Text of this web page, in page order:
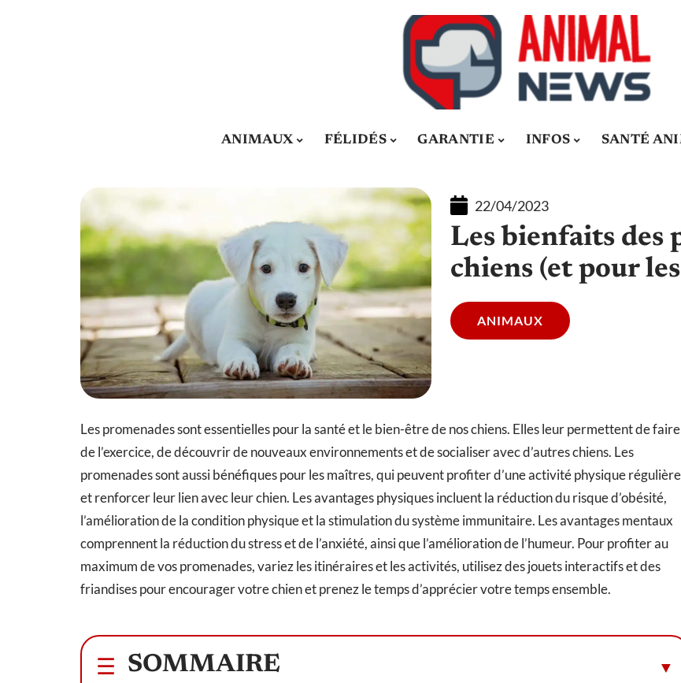
ANIMAUX FÉLIDÉS GARANTIE INFOS SANTÉ
22/04/2023
Les bienfaits des
chiens (et pour
ANIMAUX
Les promenades sont essentielles pour la santé et le bien-être de nos chiens. Elles leur permettent de faire
de l’exercice, de découvrir de nouveaux environnements et de socialiser avec d’autres chiens. Les
promenades sont aussi bénéfiques pour les maîtres, qui peuvent profiter d’une activité physique régulière
et renforcer leur lien avec leur chien. Les avantages physiques incluent la réduction du risque d’obésité,
l’amélioration de la condition physique et la stimulation du système immunitaire. Les avantages mentaux
comprennent la réduction du stress et de l’anxiété, ainsi que l’amélioration de l’humeur. Pour profiter au
maximum de vos promenades, variez les itinéraires et les activités, utilisez des jouets interactifs et des
friandises pour encourager votre chien et prenez le temps d’apprécier votre temps ensemble.
SOMMAIRE